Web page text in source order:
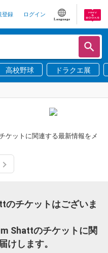
登録 ログイン
Language
高校野球 ドラクエ展
ケットに関連する最新情報をメ
のチケットはございま
Shattのチケットに関
けします。